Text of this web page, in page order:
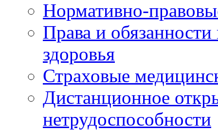
Нормативно-
Права и
здоровья
Страховые
Дистанционное
нетрудоспособности